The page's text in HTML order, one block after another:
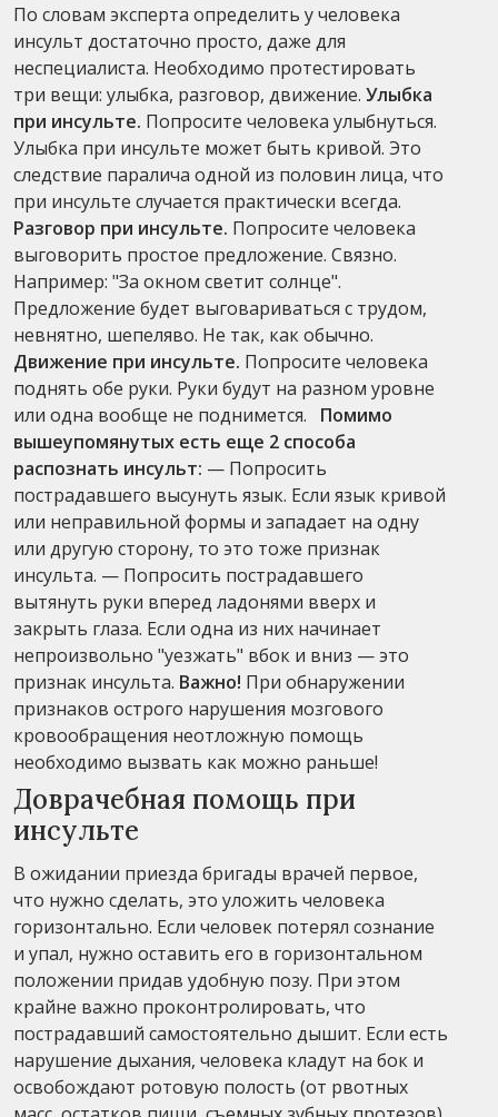
По словам эксперта определить у человека
инсульт достаточно просто, даже для
неспециалиста. Необходимо протестировать
три вещи: улыбка, разговор, движение. Улыбка
при инсульте. Попросите человека улыбнуться.
Улыбка при инсульте может быть кривой. Это
следствие паралича одной из половин лица, что
при инсульте случается практически всегда.
Разговор при инсульте. Попросите человека
выговорить простое предложение. Связно.
Например: "За окном светит солнце".
Предложение будет выговариваться с трудом,
невнятно, шепеляво. Не так, как обычно.
Движение при инсульте. Попросите человека
поднять обе руки. Руки будут на разном уровне
или одна вообще не поднимется. Помимо
вышеупомянутых есть еще 2 способа
распознать инсульт: — Попросить
пострадавшего высунуть язык. Если язык кривой
или неправильной формы и западает на одну
или другую сторону, то это тоже признак
инсульта. — Попросить пострадавшего
вытянуть руки вперед ладонями вверх и
закрыть глаза. Если одна из них начинает
непроизвольно "уезжать" вбок и вниз — это
признак инсульта. Важно! При обнаружении
признаков острого нарушения мозгового
кровообращения неотложную помощь
необходимо вызвать как можно раньше!
Доврачебная помощь при
инсульте
В ожидании приезда бригады врачей первое,
что нужно сделать, это уложить человека
горизонтально. Если человек потерял сознание
и упал, нужно оставить его в горизонтальном
положении придав удобную позу. При этом
крайне важно проконтролировать, что
пострадавший самостоятельно дышит. Если есть
нарушение дыхания, человека кладут на бок и
освобождают ротовую полость (от рвотных